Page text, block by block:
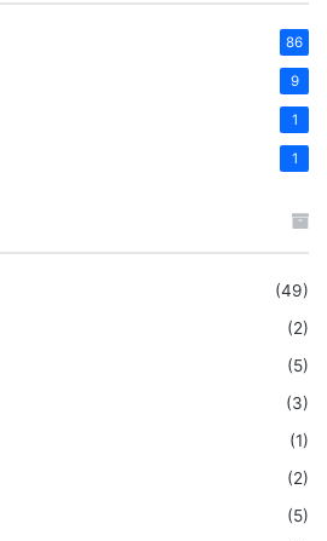
86
9
1
1
(49)
(2)
(5)
(3)
(1)
(2)
(5)